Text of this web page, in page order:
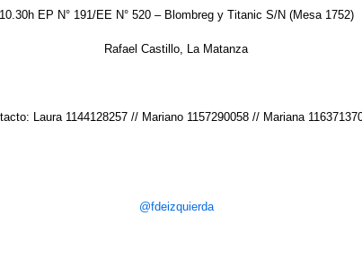
10.30h EP N° 191/EE N° 520 – Blombreg y Titanic S/N (Mesa 1752)
Rafael Castillo, La Matanza
Laura 1144128257 // Mariano 1157290058 // Mariana
@fdeizquierda